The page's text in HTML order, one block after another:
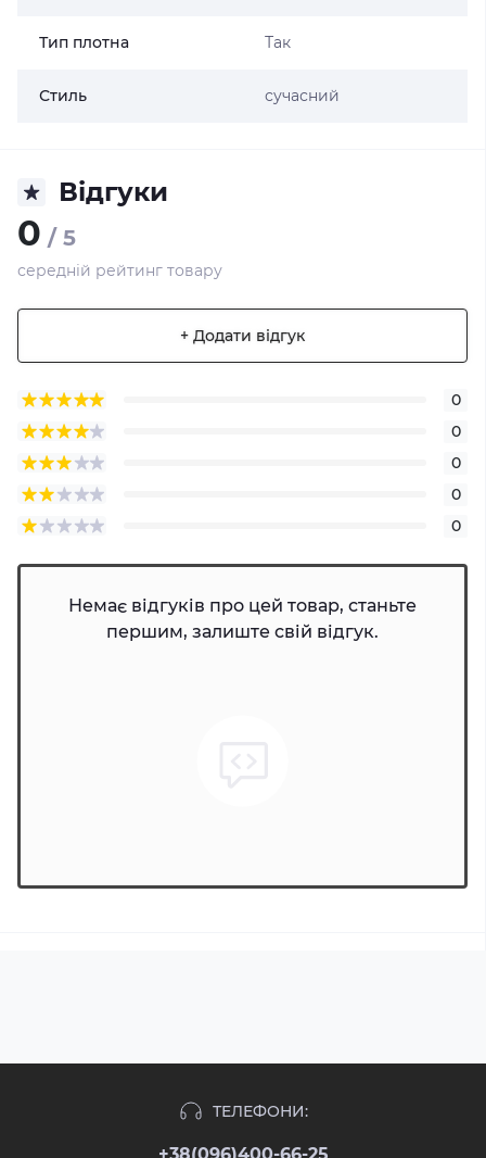
Тип плотна Так
Стиль сучасний
Відгуки
0 / 5
середній рейтинг товару
+ Додати відгук
0
0
0
0
0
Немає відгуків про цей товар, станьте
першим, залиште свій відгук.
ТЕЛЕФОНИ: